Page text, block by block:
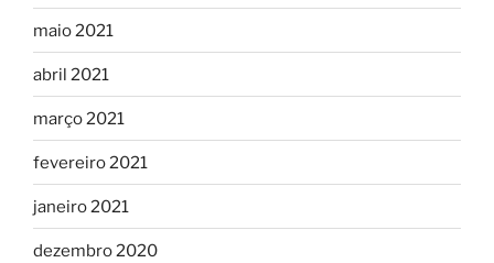
maio 2021
abril 2021
março 2021
fevereiro 2021
janeiro 2021
dezembro 2020